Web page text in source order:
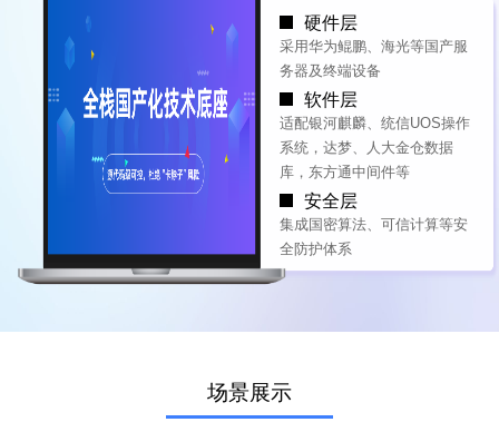
硬件层
采用华为鲲鹏、海光等国产服
务器及终端设备
软件层
适配银河麒麟、统信UOS操作
系统，达梦、人大金仓数据
库，东方通中间件等
安全层
集成国密算法、可信计算等安
全防护体系
场景展示